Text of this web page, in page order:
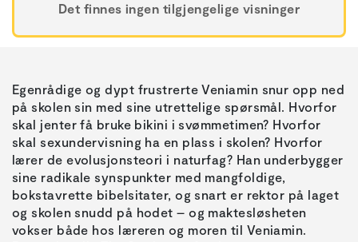
Det finnes ingen tilgjengelige visninger
Egenrådige og dypt frustrerte Veniamin snur opp ned
på skolen sin med sine utrettelige spørsmål. Hvorfor
skal jenter få bruke bikini i svømmetimen? Hvorfor
skal sexundervisning ha en plass i skolen? Hvorfor
lærer de evolusjonsteori i naturfag? Han underbygger
sine radikale synspunkter med mangfoldige,
bokstavrette bibelsitater, og snart er rektor på laget
og skolen snudd på hodet – og maktesløsheten
vokser både hos læreren og moren til Veniamin.